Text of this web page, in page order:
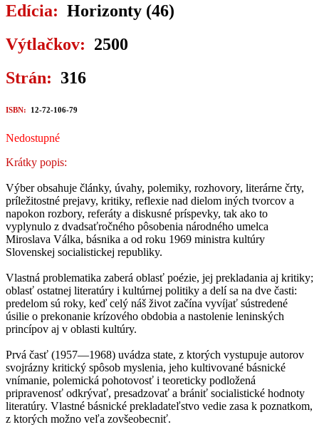
Edícia: Horizonty (46)
Výtlačkov: 2500
Strán: 316
ISBN: 12-72-106-79
Nedostupné
Krátky popis:
Výber obsahuje články, úvahy, polemiky, rozhovory, literárne črty,
príležitostné prejavy, kritiky, reflexie nad dielom iných tvorcov a
napokon rozbory, referáty a diskusné príspevky, tak ako to
vyplynulo z dvadsaťročného pôsobenia národného umelca
Miroslava Válka, básnika a od roku 1969 ministra kultúry
Slovenskej socialistickej republiky.
Vlastná problematika zaberá oblasť poézie, jej prekladania aj kritiky;
oblasť ostatnej literatúry i kultúrnej politiky a delí sa na dve časti:
predelom sú roky, keď celý náš život začína vyvíjať sústredené
úsilie o prekonanie krízového obdobia a nastolenie leninských
princípov aj v oblasti kultúry.
Prvá časť (1957—1968) uvádza state, z ktorých vystupuje autorov
svojrázny kritický spôsob myslenia, jeho kultivované básnické
vnímanie, polemická pohotovosť i teoreticky podložená
pripravenosť odkrývať, presadzovať a brániť socialistické hodnoty
literatúry. Vlastné básnické prekladateľstvo vedie zasa k poznatkom,
z ktorých možno veľa zovšeobecniť.